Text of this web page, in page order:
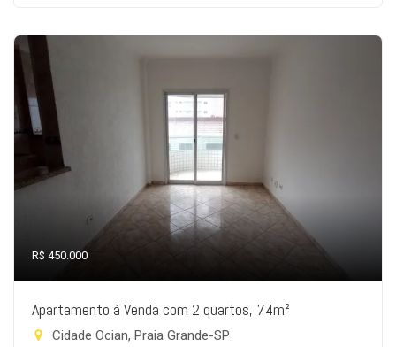
R$ 450.000
Apartamento à Venda com 2 quartos, 74m²
Cidade Ocian, Praia Grande-SP